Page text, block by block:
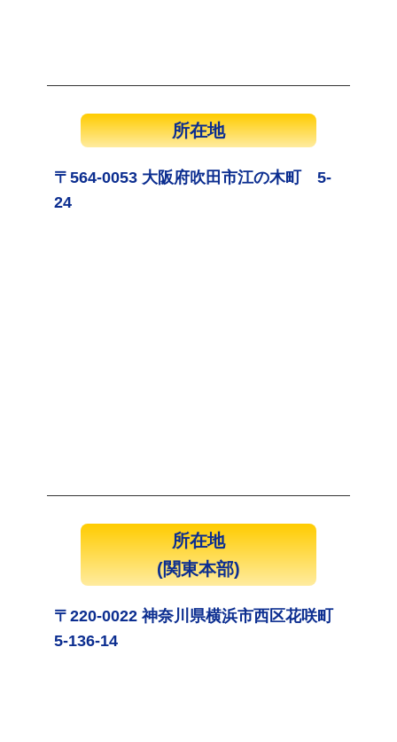
所在地
〒564-0053 大阪府吹田市江の木町 5-
24
所在地
(関東本部)
〒220-0022 神奈川県横浜市西区花咲町
5-136-14